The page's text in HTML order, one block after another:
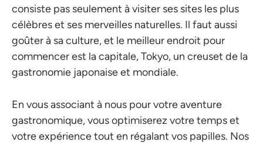
consiste pas seulement à visiter ses sites les plus
célèbres et ses merveilles naturelles. Il faut aussi
goûter à sa culture, et le meilleur endroit pour
commencer est la capitale, Tokyo, un creuset de la
gastronomie japonaise et mondiale.
En vous associant à nous pour votre aventure
gastronomique, vous optimiserez votre temps et
votre expérience tout en régalant vos papilles. Nos